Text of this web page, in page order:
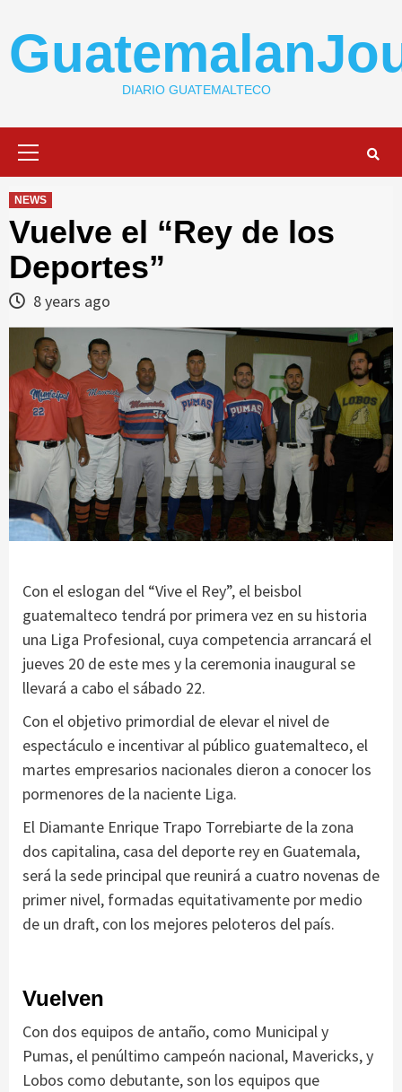
content
DIARIO GUATEMALTECO
NEWS
Vuelve el “Rey de los
Deportes”
8 years ago
Con el eslogan del “Vive el Rey”, el beisbol
guatemalteco tendrá por primera vez en su historia
una Liga Profesional, cuya competencia arrancará el
jueves 20 de este mes y la ceremonia inaugural se
llevará a cabo el sábado 22.
Con el objetivo primordial de elevar el nivel de
espectáculo e incentivar al público guatemalteco, el
martes empresarios nacionales dieron a conocer los
pormenores de la naciente Liga.
El Diamante Enrique Trapo Torrebiarte de la zona
dos capitalina, casa del deporte rey en Guatemala,
será la sede principal que reunirá a cuatro novenas de
primer nivel, formadas equitativamente por medio
de un draft, con los mejores peloteros del país.
Vuelven
Con dos equipos de antaño, como Municipal y
Pumas, el penúltimo campeón nacional, Mavericks, y
Lobos como debutante, son los equipos que